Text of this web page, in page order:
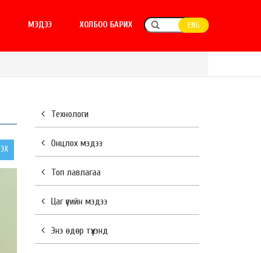
МЭДЭЭ ХОЛБОО БАРИХ ENG
Технологи
Онцлох мэдээ
Топ лавлагаа
Цаг үеийн мэдээ
Энэ өдөр түүхэнд